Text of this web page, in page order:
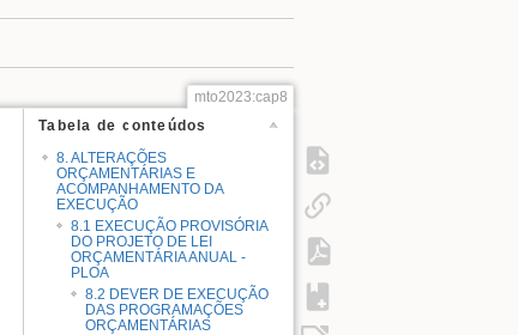
mto2023:cap8
Tabela de conteúdos
8. ALTERAÇÕES
ORÇAMENTÁRIAS E
ACOMPANHAMENTO DA
EXECUÇÃO
8.1 EXECUÇÃO PROVISÓRIA
DO PROJETO DE LEI
ORÇAMENTÁRIA ANUAL -
PLOA
8.2 DEVER DE EXECUÇÃO
DAS PROGRAMAÇÕES
ORÇAMENTÁRIAS